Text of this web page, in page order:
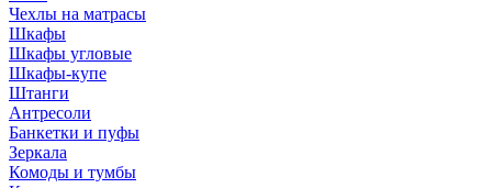
Чехлы на матрасы
Шкафы
Шкафы угловые
Шкафы-купе
Штанги
Антресоли
Банкетки и пуфы
Зеркала
Комоды и тумбы